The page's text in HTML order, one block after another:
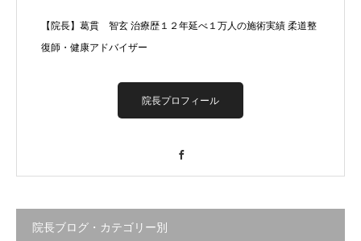
【院長】葛貫 智玄 治療歴１２年延べ１万人の施術実績 柔道整
復師・健康アドバイザー
院長プロフィール
院長ブログ・カテゴリー別